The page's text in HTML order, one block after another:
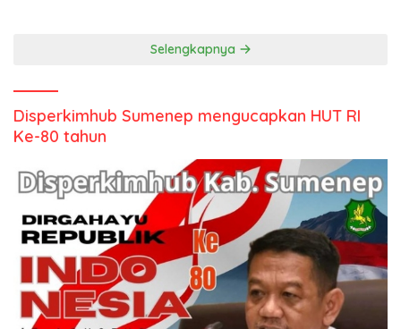
Selengkapnya
Disperkimhub Sumenep mengucapkan HUT RI
Ke-80 tahun